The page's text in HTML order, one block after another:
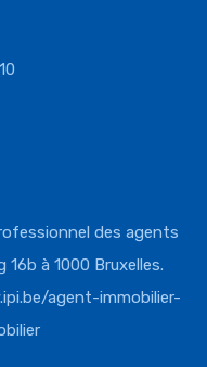
des agents
à 1000 Bruxelles.
be/agent-immobilier-